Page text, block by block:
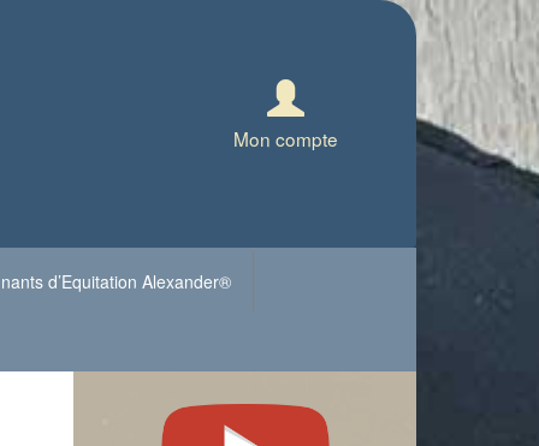
Mon compte
d’Equitation Alexander®